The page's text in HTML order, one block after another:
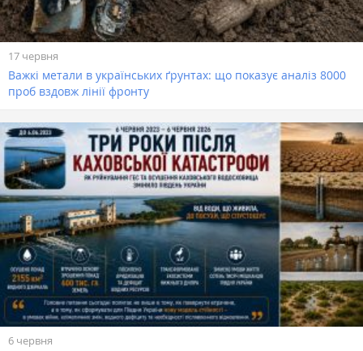
17 червня
Важкі метали в українських ґрунтах: що показує аналіз 8000
проб вздовж лінії фронту
6 червня